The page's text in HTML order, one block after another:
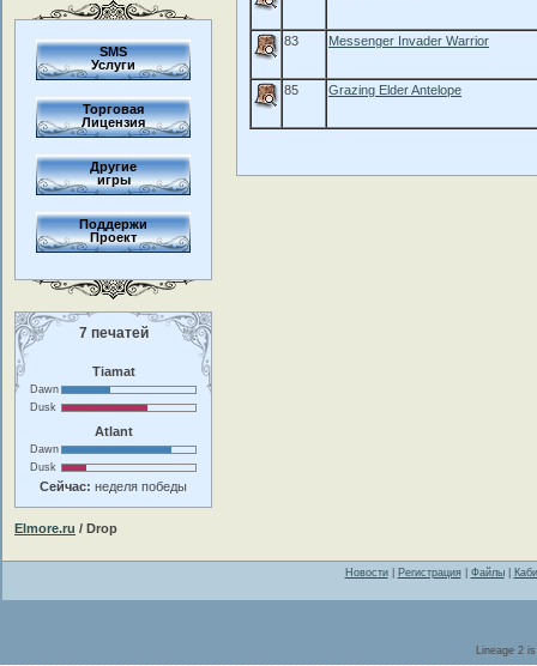
SMS
Услуги
Торговая
Лицензия
Другие
игры
Поддержи
Проект
7 печатей
Tiamat
Dawn
Dusk
Atlant
Dawn
Dusk
Сейчас: неделя победы
83 Messenger Invader Warrior
85 Grazing Elder Antelope
Elmore.ru / Drop
Новости| Регистрация| Файлы|
Lineage 2